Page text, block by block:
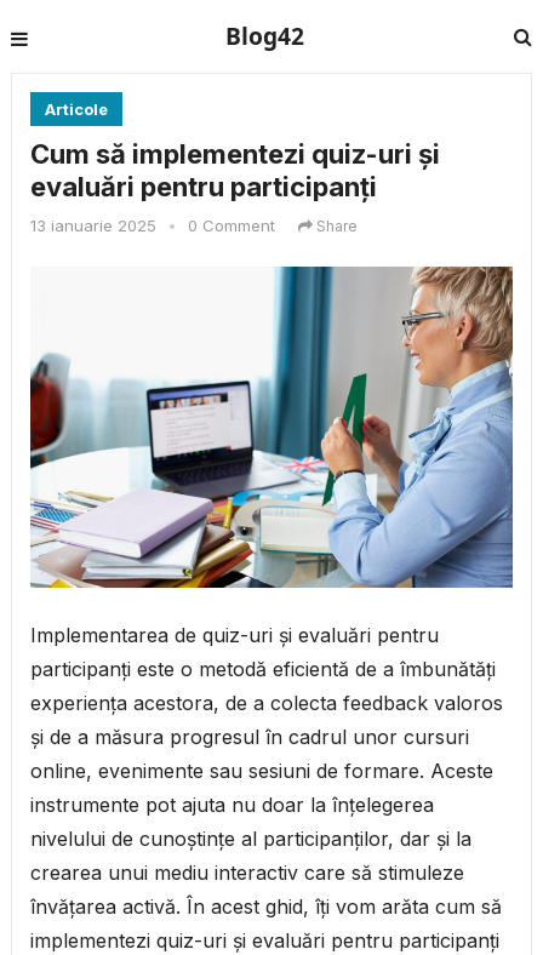
Blog42
Articole
Cum să implementezi quiz-uri și
evaluări pentru participanți
13 ianuarie 2025 • 0 Comment Share
Implementarea de quiz-uri și evaluări pentru
participanți este o metodă eficientă de a îmbunătăți
experiența acestora, de a colecta feedback valoros
și de a măsura progresul în cadrul unor cursuri
online, evenimente sau sesiuni de formare. Aceste
instrumente pot ajuta nu doar la înțelegerea
nivelului de cunoștințe al participanților, dar și la
crearea unui mediu interactiv care să stimuleze
învățarea activă. În acest ghid, îți vom arăta cum să
implementezi quiz-uri și evaluări pentru participanți